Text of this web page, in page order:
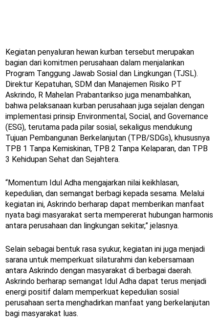
Kegiatan penyaluran hewan kurban tersebut merupakan
bagian dari komitmen perusahaan dalam menjalankan
Program Tanggung Jawab Sosial dan Lingkungan (TJSL).
Direktur Kepatuhan, SDM dan Manajemen Risiko PT
Askrindo, R Mahelan Prabantarikso juga menambahkan,
bahwa pelaksanaan kurban perusahaan juga sejalan dengan
implementasi prinsip Environmental, Social, and Governance
(ESG), terutama pada pilar sosial, sekaligus mendukung
Tujuan Pembangunan Berkelanjutan (TPB/SDGs), khususnya
TPB 1 Tanpa Kemiskinan, TPB 2 Tanpa Kelaparan, dan TPB
3 Kehidupan Sehat dan Sejahtera.
“Momentum Idul Adha mengajarkan nilai keikhlasan,
kepedulian, dan semangat berbagi kepada sesama. Melalui
kegiatan ini, Askrindo berharap dapat memberikan manfaat
nyata bagi masyarakat serta mempererat hubungan harmonis
antara perusahaan dan lingkungan sekitar,” jelasnya.
Selain sebagai bentuk rasa syukur, kegiatan ini juga menjadi
sarana untuk memperkuat silaturahmi dan kebersamaan
antara Askrindo dengan masyarakat di berbagai daerah.
Askrindo berharap semangat Idul Adha dapat terus menjadi
energi positif dalam memperkuat kepedulian sosial
perusahaan serta menghadirkan manfaat yang berkelanjutan
bagi masyarakat luas.